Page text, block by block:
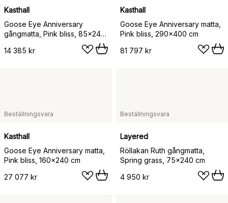
Kasthall
Goose Eye Anniversary
gångmatta, Pink bliss, 85x240
14 385 kr
Kasthall
Goose Eye Anniversary matta,
Pink bliss, 290x400 cm
81 797 kr
Beställningsvara
Kasthall
Goose Eye Anniversary matta,
Pink bliss, 160x240 cm
27 077 kr
Beställningsvara
Layered
Röllakan Ruth gångmatta,
Spring grass, 75x240 cm
4 950 kr